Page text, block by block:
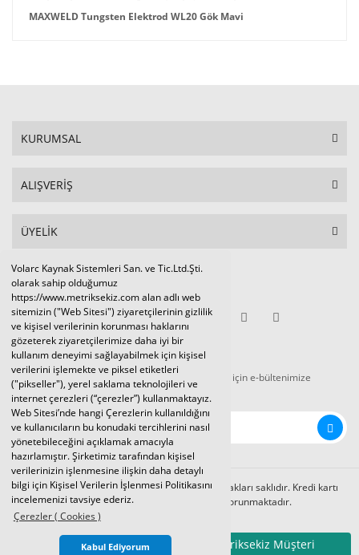
Volarc Kaynak Sistemleri San. ve Tic.Ltd.Şti.
olarak sahip olduğumuz
https://www.metriksekiz.com alan adlı web
sitemizin ("Web Sitesi") ziyaretçilerinin gizlilik
ve kişisel verilerinin korunması haklarını
gözeterek ziyaretçilerimize daha iyi bir
kullanım deneyimi sağlayabilmek için kişisel
verilerini işlemekte ve piksel etiketleri
("pikseller"), yerel saklama teknolojileri ve
internet çerezleri (“çerezler”) kullanmaktayız.
Web Sitesi’nde hangi Çerezlerin kullanıldığını
ve kullanıcıların bu konudaki tercihlerini nasıl
yönetebileceğini açıklamak amacıyla
hazırlamıştır. Şirketimiz tarafından kişisel
verilerinizin işlenmesine ilişkin daha detaylı
bilgi için Kişisel Verilerin İşlenmesi Politikasını
incelemenizi tavsiye ederiz.
Çerezler ( Cookies )
Kabul Ediyorum
Metriksekiz Müşteri
MAXWELD Tungsten Elektrod WL20 Gök Mavi
KURUMSAL
ALIŞVERİŞ
ÜYELİK
E-BÜLTEN
Tüm kampanya ve duyurulardan haberdar olmak için e-bültenimize
kaydolunuz.
Volarc Kaynak Sistemleri Ltd.Şti. 2024 © Tüm hakları saklıdır. Kredi kartı
bilgileriniz 256bit SSL sertifikası ile korunmaktadır.